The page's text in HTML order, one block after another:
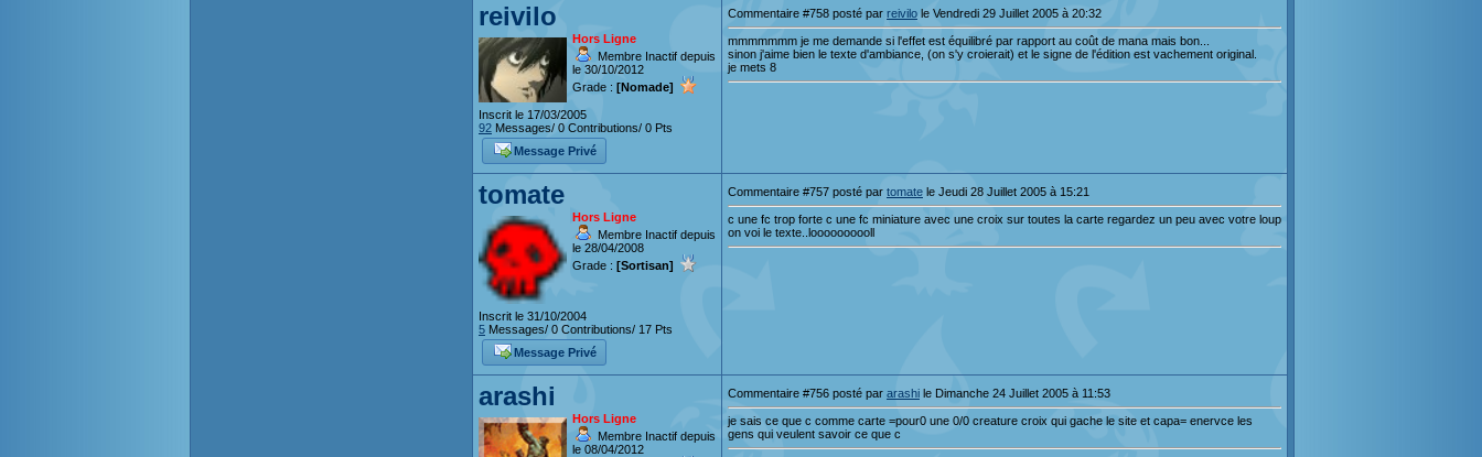
reivilo
Hors Ligne
Membre Inactif depuis
le 30/10/2012
Grade : [Nomade]
Inscrit le 17/03/2005
92 Messages/ 0 Contributions/ 0 Pts
Message Privé
Commentaire #758 posté par reivilo le Vendredi 29 Juillet 2005 à 20:32
mmmmmmm je me demande si l'effet est équilibré par rapport au coût de mana mais bon...
sinon j'aime bien le texte d'ambiance, (on s'y croierait) et le signe de l'édition est vachement original.
je mets 8
tomate
Hors Ligne
Membre Inactif depuis
le 28/04/2008
Grade : [Sortisan]
Inscrit le 31/10/2004
5 Messages/ 0 Contributions/ 17 Pts
Message Privé
Commentaire #757 posté par tomate le Jeudi 28 Juillet 2005 à 15:21
c une fc trop forte c une fc miniature avec une croix sur toutes la carte regardez un peu avec votre loup
on voi le texte..loooooooooll
arashi
Hors Ligne
Membre Inactif depuis
le 08/04/2012
Commentaire #756 posté par arashi le Dimanche 24 Juillet 2005 à 11:53
je sais ce que c comme carte =pour0 une 0/0 creature croix qui gache le site et capa= enervce les
gens qui veulent savoir ce que c